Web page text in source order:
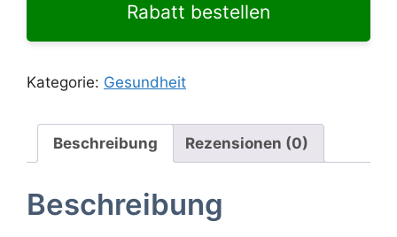
Rabatt bestellen
Kategorie: Gesundheit
Beschreibung Rezensionen (0)
Beschreibung